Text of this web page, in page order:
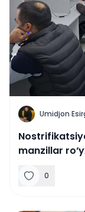
U Umidjon
manzillar
0